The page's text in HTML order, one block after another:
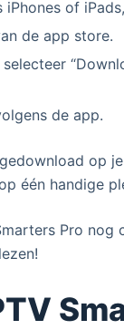
of
de app store.
de app.
op
één handige
Pro nog